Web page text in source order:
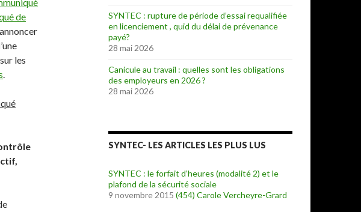
de
les
.
SYNTEC : rupture de période d’essai requalifiée
en licenciement , quid du délai de prévenance
payé?
28 mai 2026
Canicule au travail : quelles sont les obligations
des employeurs en 2026 ?
28 mai 2026
SYNTEC- LES ARTICLES LES PLUS LUS
SYNTEC : le forfait d’heures (modalité 2) et le
plafond de la sécurité sociale
9 novembre 2015 (454) Carole Vercheyre-Grard